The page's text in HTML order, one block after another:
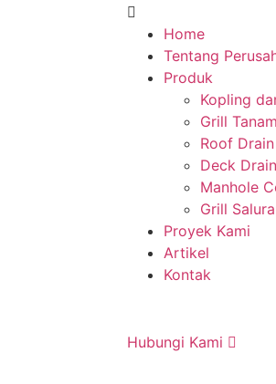
Home
Tentang
Produk
Kopling
Grill
Roof
Deck
Manhole
Grill
Proyek Kami
Artikel
Kontak
Hubungi Kami